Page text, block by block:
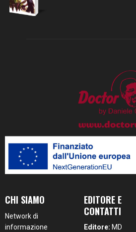
CHI SIAMO
Network di
informazione
EDITORE E
CONTATTI
Editore: MD